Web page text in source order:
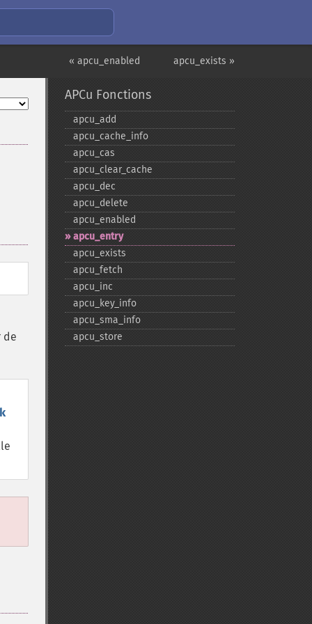
apcu_exists »
« apcu_enabled
de
APCu Fonctions
apcu_​add
apcu_​cache_​info
apcu_​cas
apcu_​clear_​cache
apcu_​dec
apcu_​delete
apcu_​enabled
apcu_​entry
apcu_​exists
apcu_​fetch
apcu_​inc
apcu_​key_​info
apcu_​sma_​info
apcu_​store